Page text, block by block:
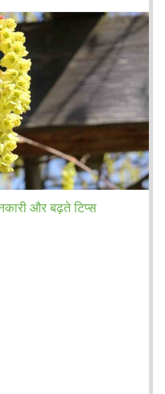
और बढ़ते टिप्स